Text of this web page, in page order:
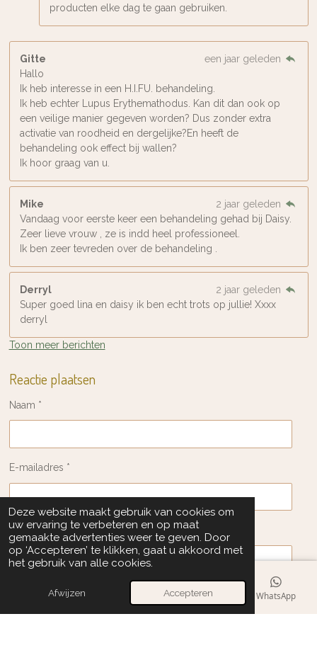
Deze website maakt gebruik van cookies om
uw ervaring te verbeteren en op maat
gemaakte advertenties weer te geven. Door
op ‘Accepteren’ te klikken, gaat u akkoord met
het gebruik van alle cookies.
Afwijzen Accepteren
producten elke dag te gaan gebruiken.
Gitte
een jaar geleden
Hallo
Ik heb interesse in een H.I.FU. behandeling.
Ik heb echter Lupus Erythemathodus. Kan dit dan ook op
een veilige manier gegeven worden? Dus zonder extra
activatie van roodheid en dergelijke?En heeft de
behandeling ook effect bij wallen?
Ik hoor graag van u.
Mike
2 jaar geleden
Vandaag voor eerste keer een behandeling gehad bij Daisy.
Zeer lieve vrouw , ze is indd heel professioneel.
Ik ben zeer tevreden over de behandeling .
Derryl
2 jaar geleden
Super goed lina en daisy ik ben echt trots op jullie! Xxxx
derryl
Toon meer berichten
Reactie plaatsen
Naam *
E-mailadres *
Bericht *
E-mailadres Telefoonnummer Kaart WhatsApp